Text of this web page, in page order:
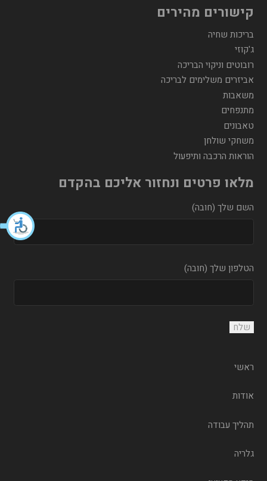
קישורים מהירים
בריכות שחיה
ג'קוזי
רובוטים וניקוי הבריכה
אביזרים משלימים לבריכה
משאבות
מתנפחים
טאבונים
משחקי שולחן
הוראות הרכבה ותיפעול
מלאו פרטים ונחזור אליכם בהקדם
השם שלך (חובה)
הטלפון שלך (חובה)
ראשי
אודות
תהליך עבודה
גלריה